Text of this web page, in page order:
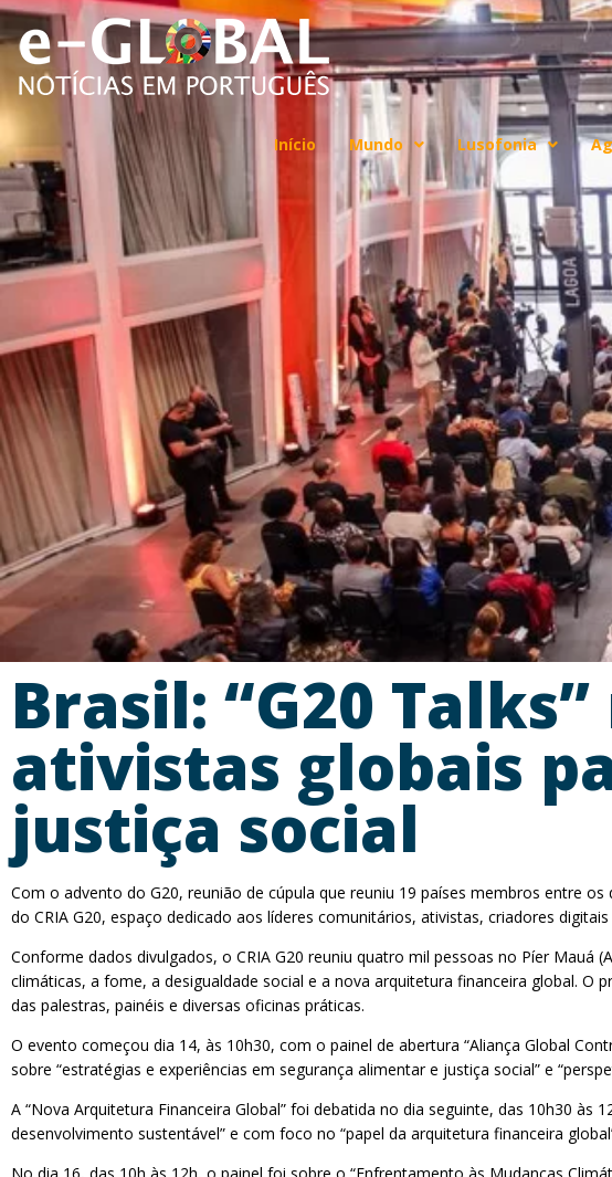
Início Mundo Lusofonia
Brasil: “G20
ativistas globais
justiça social
Com o advento do G20, reunião de cúpula que reuniu 19 países membros entre
do CRIA G20, espaço dedicado aos líderes comunitários, ativistas, criadores
Conforme dados divulgados, o CRIA G20 reuniu quatro mil pessoas no Píer
climáticas, a fome, a desigualdade social e a nova arquitetura financeira global.
das palestras, painéis e diversas oficinas práticas.
O evento começou dia 14, às 10h30, com o painel de abertura “Aliança Global
sobre “estratégias e experiências em segurança alimentar e justiça social” e
A “Nova Arquitetura Financeira Global” foi debatida no dia seguinte, das 10h30
desenvolvimento sustentável” e com foco no “papel da arquitetura financeira